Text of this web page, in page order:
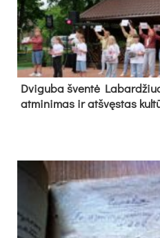
Dvi­gu­ba šven­tė
at­mi­ni­mas ir at­švęs­tas